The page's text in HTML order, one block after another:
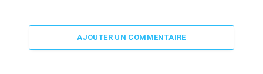
AJOUTER UN COMMENTAIRE